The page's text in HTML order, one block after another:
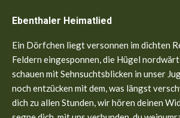
opens
in
new
window
opens
in
new
window
Ebenthaler Heimatlied
Ein Dörfchen liegt versonnen im dichten
Feldern eingesponnen, die Hügel
schauen mit Sehnsuchtsblicken in unser
noch entzücken mit dem, was längst
dich zu allen Stunden, wir hören deinen